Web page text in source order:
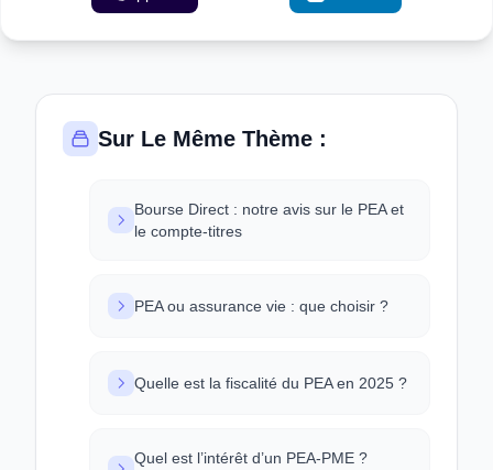
Sur Le Même Thème :
Bourse Direct : notre avis sur le PEA et
le compte-titres
PEA ou assurance vie : que choisir ?
Quelle est la fiscalité du PEA en 2025 ?
Quel est l’intérêt d’un PEA-PME ?